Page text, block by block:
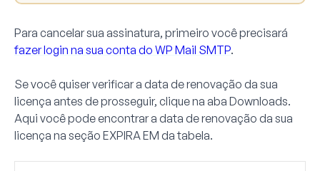
Para cancelar sua assinatura, primeiro você precisará
fazer login na sua conta do WP Mail SMTP.
Se você quiser verificar a data de renovação da sua
licença antes de prosseguir, clique na aba Downloads.
Aqui você pode encontrar a data de renovação da sua
licença na seção EXPIRA EM da tabela.